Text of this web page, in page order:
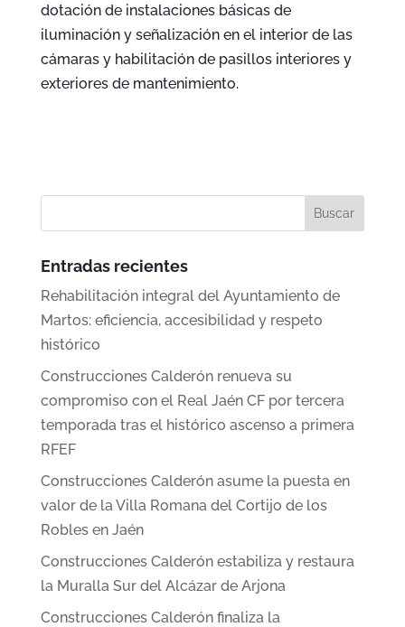
dotación de instalaciones básicas de
iluminación y señalización en el interior de las
cámaras y habilitación de pasillos interiores y
exteriores de mantenimiento.
Entradas recientes
Rehabilitación integral del Ayuntamiento de
Martos: eficiencia, accesibilidad y respeto
histórico
Construcciones Calderón renueva su
compromiso con el Real Jaén CF por tercera
temporada tras el histórico ascenso a primera
RFEF
Construcciones Calderón asume la puesta en
valor de la Villa Romana del Cortijo de los
Robles en Jaén
Construcciones Calderón estabiliza y restaura
la Muralla Sur del Alcázar de Arjona
Construcciones Calderón finaliza la